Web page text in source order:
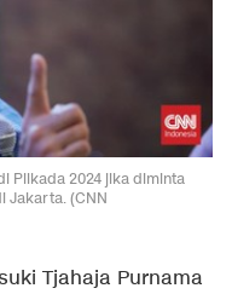
Pilkada 2024 jika diminta
Jakarta. (CNN
Tjahaja Purnama